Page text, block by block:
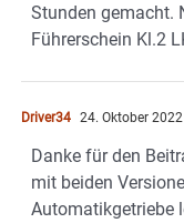
Stunden gemacht.
Führerschein Kl.2
Driver34 24. Oktober
Danke für den
mit beiden
Automatikgetriebe